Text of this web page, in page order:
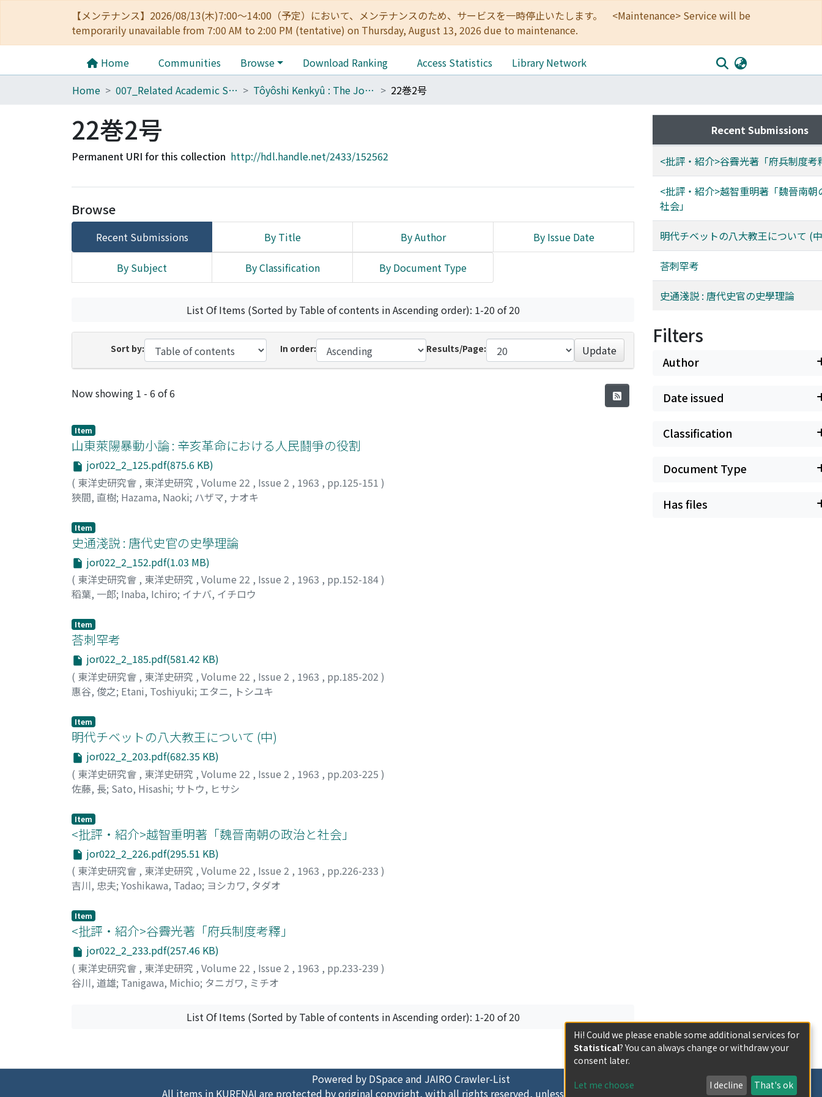
【メンテナンス】2026/08/13(木)7:00～14:00（予定）において、メンテナンスのため、サービスを一時停止いたします。 <Maintenance> Service will be
temporarily unavailable from 7:00 AM to 2:00 PM (tentative) on Thursday, August 13, 2026 due to maintenance.
Home Communities Browse Download Ranking Access Statistics
Library Network
Home
007_Related Academic Societies Tôyôshi Kenkyû : The Journal of Oriental Researches 22巻2号
22巻2号
Permanent URI for this collection http://hdl.handle.net/2433/152562
Browse
Recent Submissions By Title By Author By Issue Date
By Subject By Classification By Document Type
List Of Items (Sorted by Table of contents in Ascending order): 1-20 of 20
Sort by: In order: Results/Page: Update
Recent Submissions
Now showing 1 - 6 of 6
Item
山東萊陽暴動小論 : 辛亥革命における人民鬪爭の役割
jor022_2_125.pdf(875.6 KB)
( 東洋史研究會 , 東洋史研究 , Volume 22 , Issue 2 , 1963 , pp.125-151 )
狹間, 直樹; Hazama, Naoki; ハザマ, ナオキ
Item
史通淺説 : 唐代史官の史學理論
jor022_2_152.pdf(1.03 MB)
( 東洋史研究會 , 東洋史研究 , Volume 22 , Issue 2 , 1963 , pp.152-184)
稻葉, 一郎; Inaba, Ichiro; イナバ, イチロウ
Item
荅刺罕考
jor022_2_185.pdf(581.42 KB)
( 東洋史研究會 , 東洋史研究 , Volume 22 , Issue 2 , 1963 , pp.185-202 )
惠谷, 俊之; Etani, Toshiyuki; エタニ, トシユキ
Item
明代チベットの八大教王について (中)
jor022_2_203.pdf(682.35 KB)
( 東洋史研究會 , 東洋史研究 , Volume 22 , Issue 2 , 1963 , pp.203-225 )
佐藤, 長; Sato, Hisashi; サトウ, ヒサシ
Item
<批評・紹介>越智重明著「魏晉南朝の政治と社会」
jor022_2_226.pdf(295.51 KB)
( 東洋史研究會 , 東洋史研究 , Volume 22 , Issue 2 , 1963 , pp.226-233 )
吉川, 忠夫; Yoshikawa, Tadao; ヨシカワ, タダオ
Item
<批評・紹介>谷霽光著「府兵制度考釋」
jor022_2_233.pdf(257.46 KB)
( 東洋史研究會 , 東洋史研究 , Volume 22 , Issue 2 , 1963 , pp.233-239 )
谷川, 道雄; Tanigawa, Michio; タニガワ, ミチオ
List Of Items (Sorted by Table of contents in Ascending order): 1-20 of 20
Recent Submissions
<批評・紹介>谷霽光著「府兵制度考
<批評・紹介>越智重明著「魏晉南朝
社会」
明代チベットの八大教王について (
荅刺罕考
史通淺説 : 唐代史官の史學理論
Filters
Author
Date issued
Classification
Document Type
Has files
Powered by DSpace and JAIRO Crawler-List
All items in KURENAI are protected by original copyright, with all rights reserved, unless otherwise indicated.
Hi! Could we please enable some additional services for
Statistical? You can always change or withdraw your
consent later.
Let me choose I decline That's ok